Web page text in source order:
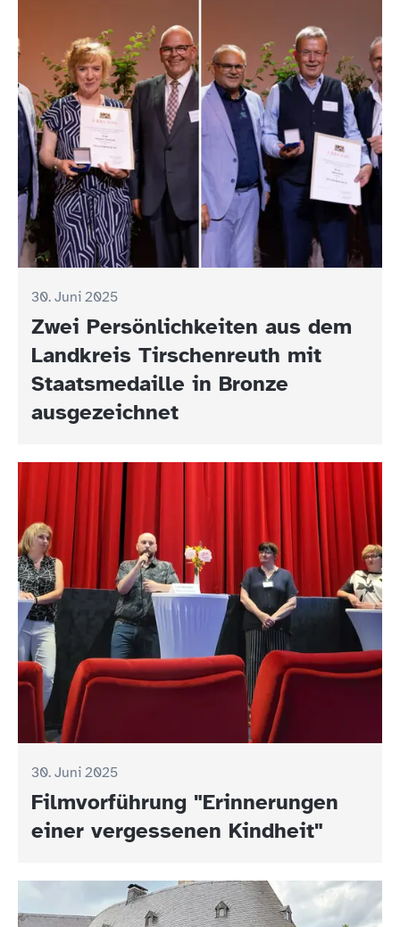
30. Juni 2025
Zwei Persönlichkeiten aus dem
Landkreis Tirschenreuth mit
Staatsmedaille in Bronze
ausgezeichnet
30. Juni 2025
Filmvorführung "Erinnerungen
einer vergessenen Kindheit"